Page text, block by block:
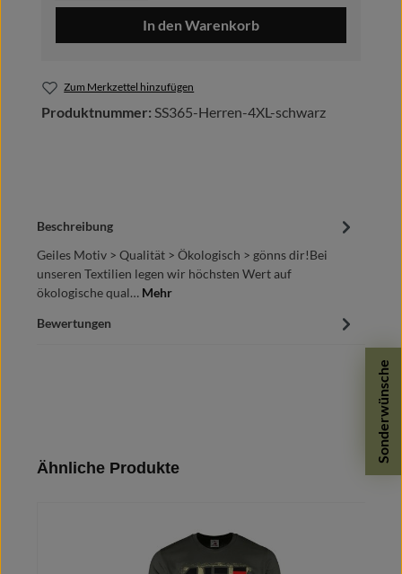
In den Warenkorb
Zum Merkzettel hinzufügen
Produktnummer: SS365-Herren-4XL-schwarz
Sonderwünsche
Beschreibung
Geiles Motiv > Qualität > Ökologisch > gönns dir!Bei
unseren Textilien legen wir höchsten Wert auf
ökologische qual… Mehr
Bewertungen
Produktgalerie überspringen
Ähnliche Produkte